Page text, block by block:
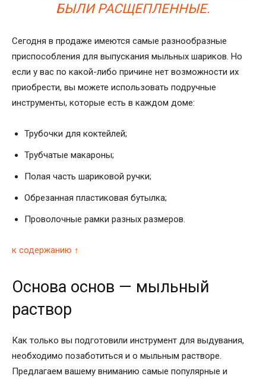
БЫЛИ РАСЩЕПЛЕННЫЕ.
Сегодня в продаже имеются самые разнообразные
приспособления для выпускания мыльных шариков. Но
если у вас по какой-либо причине нет возможности их
приобрести, вы можете использовать подручные
инструменты, которые есть в каждом доме:
Трубочки для коктейлей;
Трубчатые макароны;
Полая часть шариковой ручки;
Обрезанная пластиковая бутылка;
Проволочные рамки разных размеров.
к содержанию ↑
Основа основ — мыльный
раствор
Как только вы подготовили инструмент для выдувания,
необходимо позаботиться и о мыльным растворе.
Предлагаем вашему вниманию самые популярные и